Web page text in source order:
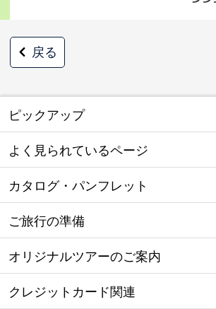
戻る
ピックアップ
よく見られているページ
カタログ・パンフレット
ご旅行の準備
オリジナルツアーのご案内
クレジットカード関連